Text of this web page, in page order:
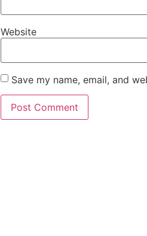
Website
Save my name, email, and